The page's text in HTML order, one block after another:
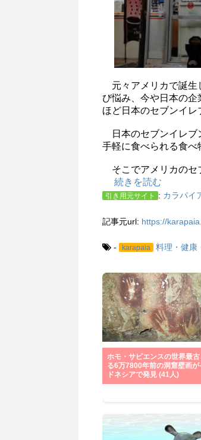
元々アメリカで誕生
び悩み、今や日本の
ほど日本のセブンイレ
日本のセブンイレブ
手軽に食べられる食べ
そこでアメリカのセ
続きを読む
引き用元サイト : カラパイ
記事元url: https://
- karapaia 料理・健康
ホモ・サピエンスの世界最
る6万7800年前の洞窟壁画が
ドネシアで発見 (41人)